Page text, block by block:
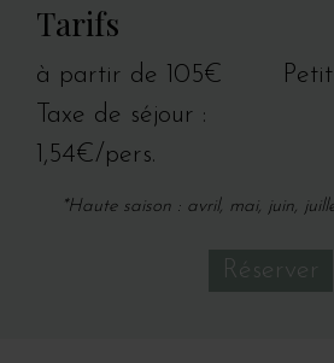
Tarifs
à partir de 105€
Taxe de séjour :
1,54€/pers.
*Haute saison : avril, mai, juin,
Réserver